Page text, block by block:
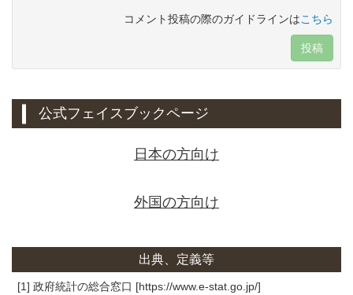
コメント投稿の際のガイドラインはこちら
投稿
公式フェイスブックページ
日本の方向け
外国の方向け
出典、定義等
[1] 政府統計の総合窓口 [https://www.e-stat.go.jp/]